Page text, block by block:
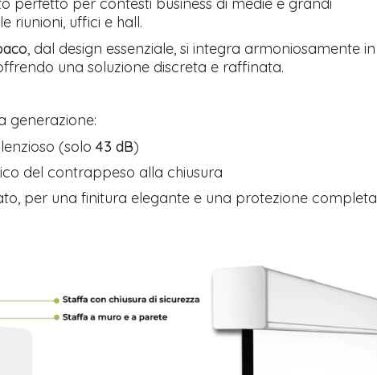
perfetto per contesti business di medie e grandi
riunioni, uffici e hall.
, dal design essenziale, si integra armoniosamente in
una soluzione discreta e raffinata.
generazione:
(solo 43 dB)
del contrappeso alla chiusura
per una finitura elegante e una protezione completa